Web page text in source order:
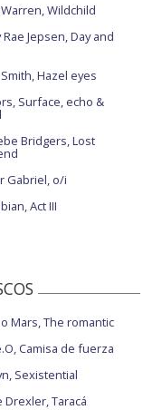
Wildchild
Rae Jepsen, Day and
Hazel eyes
Surface, echo &
Bridgers, Lost
Gabriel, o/i
Act III
Mars, The romantic
Camisa de fuerza
Sexistential
Drexler, Taracá